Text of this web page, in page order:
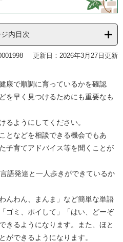
内目次
更新日：2026年3月27日更新
康で順調に育っているかを確認
を早く見つけるためにも重要なも
るようにしてください。
となどを相談できる機会でもあ
子育てアドバイス等を聞くことが
語発達と一人歩きができているか
んわん、まんま」など簡単な単語
ゴミ、ポイして」「はい、どーぞ
きるようになります。また、ほと
ができるようになります。